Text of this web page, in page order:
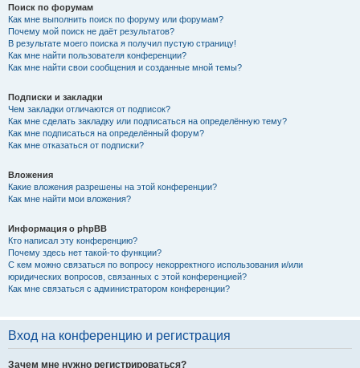
Поиск по форумам
Как мне выполнить поиск по форуму или форумам?
Почему мой поиск не даёт результатов?
В результате моего поиска я получил пустую страницу!
Как мне найти пользователя конференции?
Как мне найти свои сообщения и созданные мной темы?
Подписки и закладки
Чем закладки отличаются от подписок?
Как мне сделать закладку или подписаться на определённую тему?
Как мне подписаться на определённый форум?
Как мне отказаться от подписки?
Вложения
Какие вложения разрешены на этой конференции?
Как мне найти мои вложения?
Информация о phpBB
Кто написал эту конференцию?
Почему здесь нет такой-то функции?
С кем можно связаться по вопросу некорректного использования и/или
юридических вопросов, связанных с этой конференцией?
Как мне связаться с администратором конференции?
Вход на конференцию и регистрация
Зачем мне нужно регистрироваться?